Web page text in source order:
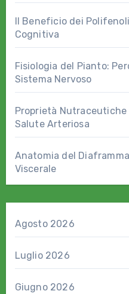
Il Beneficio dei
Cognitiva
Fisiologia del Pianto:
Sistema Nervoso
Proprietà Nutraceutiche
Salute Arteriosa
Anatomia del
Viscerale
Agosto 2026
Luglio 2026
Giugno 2026